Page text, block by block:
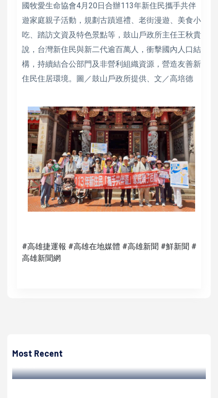
國牧愛生命協會4月20日合辦113年新住民攜手共伴
遊家庭親子活動，規劃古蹟巡禮、老街漫遊、美食小
吃、踏訪文資及特色景點等，鼓山戶政所主任王秋貴
說，台灣新住民與新二代逾百萬人，衝擊國內人口結
構，持續結合公部門及非營利組織資源，營造友善新
住民住居環境。圖／鼓山戶政所提供、文／高培德
#高雄捷運報 #高雄在地媒體 #高雄新聞 #鮮新聞 #
高雄新聞網
Most Recent
議題